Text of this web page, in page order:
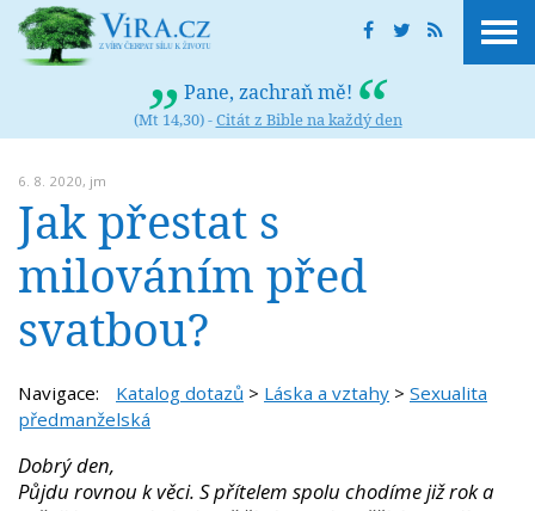
Pane, zachraň mě!
(Mt 14,30) -Citát z Bible na každý den
6. 8. 2020, jm
Jak přestat s
milováním před
svatbou?
Navigace: Katalog dotazů > Láska a vztahy > Sexualita
předmanželská
Dobrý den,
Půjdu rovnou k věci. S přítelem spolu chodíme již rok a